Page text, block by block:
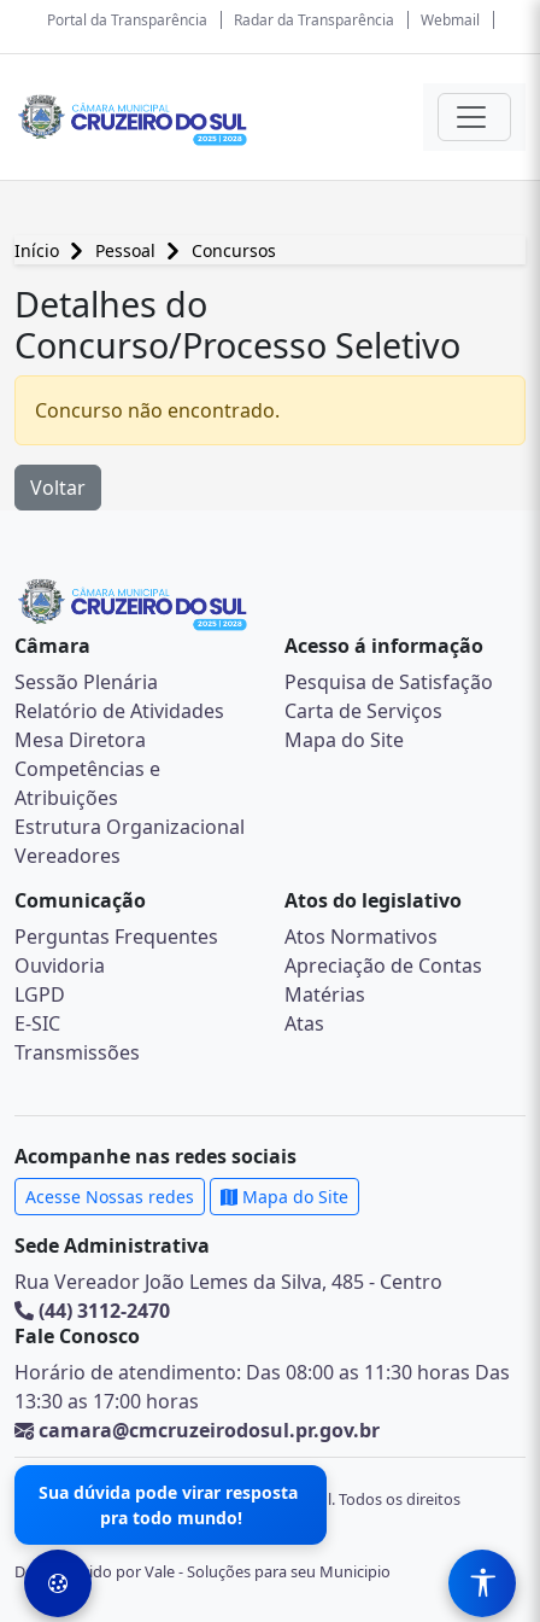
Portal da Transparência Radar da Transparência Webmail
Início Pessoal Concursos
Detalhes do
Concurso/Processo Seletivo
Concurso não encontrado.
Voltar
Câmara
Sessão Plenária
Relatório de Atividades
Mesa Diretora
Competências e
Atribuições
Estrutura Organizacional
Vereadores
Acesso á informação
Pesquisa de Satisfação
Carta de Serviços
Mapa do Site
Comunicação
Perguntas Frequentes
Ouvidoria
LGPD
E-SIC
Transmissões
Atos do legislativo
Atos Normativos
Apreciação de Contas
Matérias
Atas
Acompanhe nas redes sociais
Acesse Nossas redes Mapa do Site
Sede Administrativa
Rua Vereador João Lemes da Silva, 485 - Centro
(44) 3112-2470
Fale Conosco
Horário de atendimento: Das 08:00 as 11:30 horas Das
13:30 as 17:00 horas
camara@cmcruzeirodosul.pr.gov.br
© 2026 Câmara Municipal de Cruzeiro do Sul. Todos os direitos
Desenvolvido por Vale - Soluções para seu Municipio
Sua dúvida pode virar resposta
pra todo mundo!